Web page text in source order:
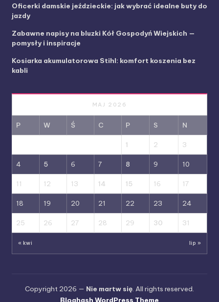
Oficerki damskie jeździeckie: jak wybrać idealne buty do
jazdy
Zabawne napisy na bluzki Kół Gospodyń Wiejskich —
pomysły i inspiracje
Kosiarka akumulatorowa Stihl: komfort koszenia bez
kabli
MAJ 2026
P W Ś C P S N
1 2 3
4 5 6 7 8 9 10
11 12 13 14 15 16 17
18 19 20 21 22 23 24
25 26 27 28 29 30 31
« kwi lip »
Copyright 2026 — Nie martw się. All rights reserved.
Bloghash WordPress Theme